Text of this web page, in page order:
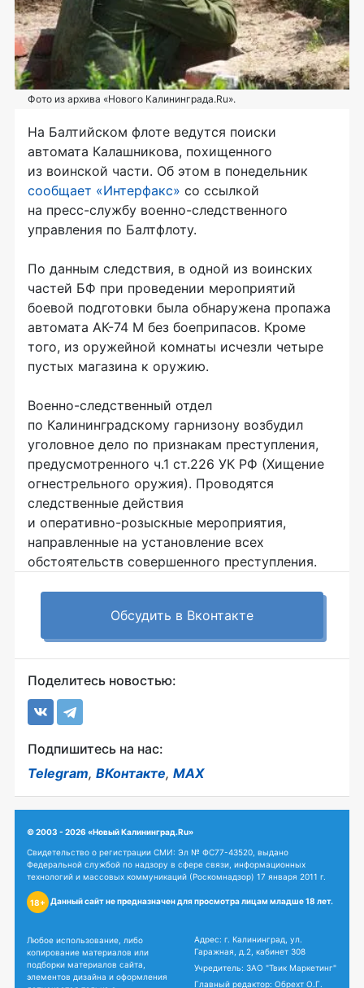
Фото из архива «Нового Калининграда.Ru».
На Балтийском флоте ведутся поиски
автомата Калашникова, похищенного
из воинской части. Об этом в понедельник
сообщает «Интерфакс» со ссылкой
на пресс-службу военно-следственного
управления по Балтфлоту.
По данным следствия, в одной из воинских
частей БФ при проведении мероприятий
боевой подготовки была обнаружена пропажа
автомата АК-74 М без боеприпасов. Кроме
того, из оружейной комнаты исчезли четыре
пустых магазина к оружию.
Военно-следственный отдел
по Калининградскому гарнизону возбудил
уголовное дело по признакам преступления,
предусмотренного ч.1 ст.226 УК РФ (Хищение
огнестрельного оружия). Проводятся
следственные действия
и оперативно-розыскные мероприятия,
направленные на установление всех
обстоятельств совершенного преступления.
Обсудить в Вконтакте
Поделитесь новостью:
Подпишитесь на нас:
Telegram, ВКонтакте, MAX
© 2003 - 2026 «Новый Калининград.Ru»
Свидетельство о регистрации СМИ: Эл № ФС77-43520, выдано
Федеральной службой по надзору в сфере связи, информационных
технологий и массовых коммуникаций (Роскомнадзор) 17 января 2011 г.
18+ Данный сайт не предназначен для просмотра лицам младше 18 лет.
Любое использование, либо
копирование материалов или
подборки материалов сайта,
элементов дизайна и оформления
Адрес: г. Калининград, ул.
Гаражная, д.2, кабинет 308
Учредитель: ЗАО "Твик Маркетинг"
Главный редактор: Обрехт О.Г.